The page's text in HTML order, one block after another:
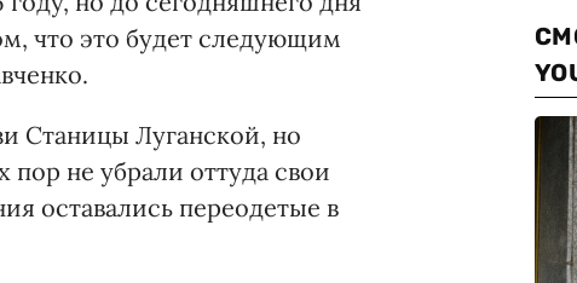
что это будет следующим
Станицы Луганской, но
не убрали оттуда свои
оставались переодетые в